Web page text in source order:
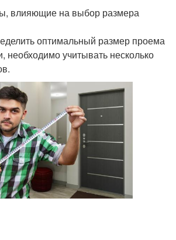
влияющие на выбор размера
оптимальный размер проема
необходимо учитывать несколько